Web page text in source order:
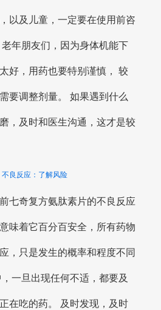
以及儿童，一定要在使用前咨
年朋友们，因为身体机能下
好，用药也要特别谨慎， 较
要调整剂量。 如果遇到什么
，及时和医生沟通，这才是较
不良反应：了解风险
七奇复方氨肽素片的不良反应
味着它百分百安全，所有药物
，只是发生的概率和程度不同
一旦出现任何不适，都要及
在吃的药。 及时发现，及时